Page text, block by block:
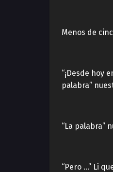
Menos de
“¡Desde hoy
palabra”
“La palabra”
“Pero …” Li